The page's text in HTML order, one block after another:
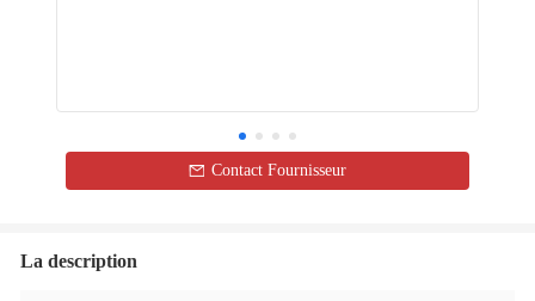
Contact Fournisseur
La description